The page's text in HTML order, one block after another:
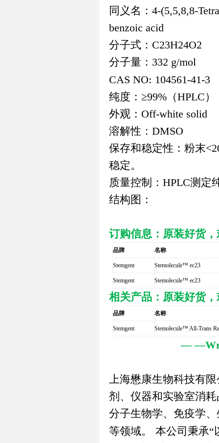
同义名： 4-(5,5,8,8-
benzoic acid
分子式： C23H24O2
分子量： 332 g/mol
CAS NO: 104561-41-3
纯度：≥99% （HPLC）
外观： Off-white solid
溶解性： DMSO
保存和稳定性：粉末
稳定。
质量控制： HPLC测定
结构图：
订购信息：原装好货
品牌 名称
Stemgent Stemolecule™ ec23
Stemgent Stemolecule™ ec23
相关产品：原装好货
品牌 名称
Stemgent Stemolecule™ All-Trans
—
上海懋康生物科技有
剂、仪器和实验室消
分子生物学、免疫学
等领域。
本公司秉承“